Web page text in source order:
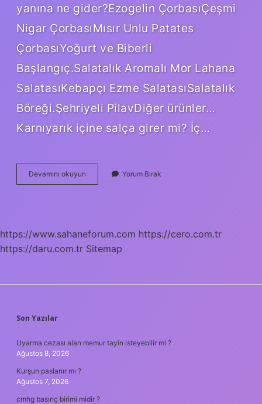
yanına ne gider?Ezogelin ÇorbasıÇeşmi
Nigar ÇorbasıMısır Unlu Patates
ÇorbasıYoğurt ve Biberli
Başlangıç.Salatalık Aromalı Mor Lahana
SalatasıKebapçı Ezme SalatasıSalatalık
Böreği.Şehriyeli PilavDiğer ürünler…
Karnıyarık içine salça girer mi? İç…
Devamını okuyun Karnıyarık
Içine
Yorum Bırak
https://www.sahaneforum.com https://cero.com.tr
https://daru.com.tr Sitemap
SIDEBAR
Son Yazılar
Uyarma cezası alan memur tayin isteyebilir mi ?
Ağustos 8, 2026
Kurşun paslanır mı ?
Ağustos 7, 2026
cmhg basınç birimi midir ?